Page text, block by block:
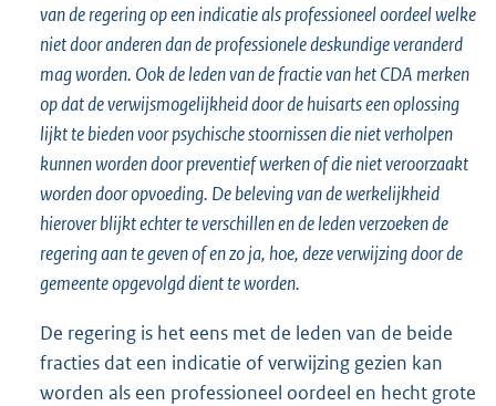
van de regering op een indicatie als professioneel oordeel welke
niet door anderen dan de professionele deskundige veranderd
mag worden. Ook de leden van de fractie van het CDA merken
op dat de verwijsmogelijkheid door de huisarts een oplossing
lijkt te bieden voor psychische stoornissen die niet verholpen
kunnen worden door preventief werken of die niet veroorzaakt
worden door opvoeding. De beleving van de werkelijkheid
hierover blijkt echter te verschillen en de leden verzoeken de
regering aan te geven of en zo ja, hoe, deze verwijzing door de
gemeente opgevolgd dient te worden.
De regering is het eens met de leden van de beide
fracties dat een indicatie of verwijzing gezien kan
worden als een professioneel oordeel en hecht grote